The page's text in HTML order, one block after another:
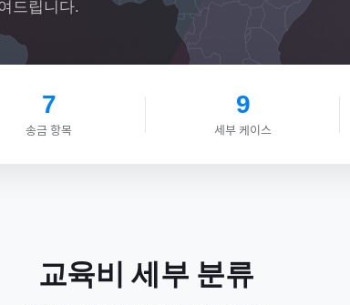
드립니다.
7
송금 항목
9
세부 케이스
교육비 세부 분류